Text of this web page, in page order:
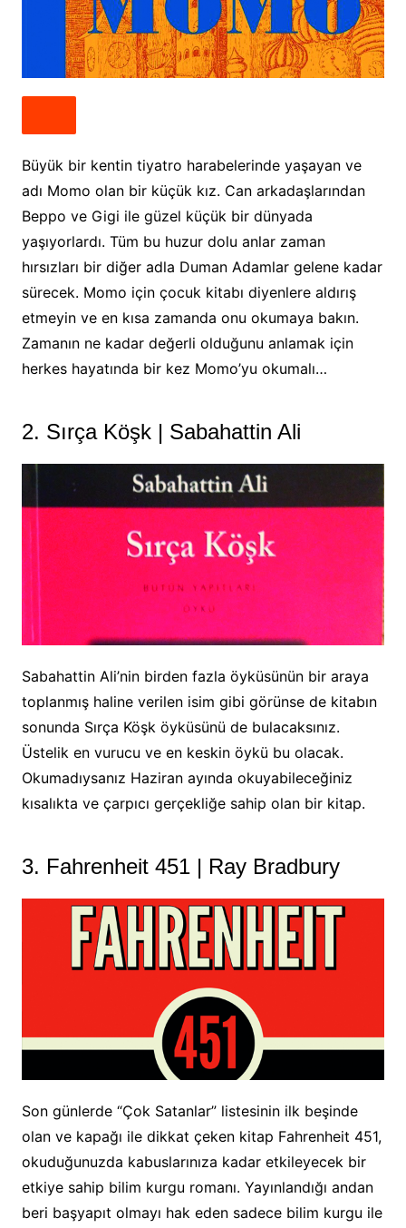
Büyük bir kentin tiyatro harabelerinde yaşayan ve
adı Momo olan bir küçük kız. Can arkadaşlarından
Beppo ve Gigi ile güzel küçük bir dünyada
yaşıyorlardı. Tüm bu huzur dolu anlar zaman
hırsızları bir diğer adla Duman Adamlar gelene kadar
sürecek. Momo için çocuk kitabı diyenlere aldırış
etmeyin ve en kısa zamanda onu okumaya bakın.
Zamanın ne kadar değerli olduğunu anlamak için
herkes hayatında bir kez Momo’yu okumalı…
2. Sırça Köşk | Sabahattin Ali
Sabahattin Ali’nin birden fazla öyküsünün bir araya
toplanmış haline verilen isim gibi görünse de kitabın
sonunda Sırça Köşk öyküsünü de bulacaksınız.
Üstelik en vurucu ve en keskin öykü bu olacak.
Okumadıysanız Haziran ayında okuyabileceğiniz
kısalıkta ve çarpıcı gerçekliğe sahip olan bir kitap.
3. Fahrenheit 451 | Ray Bradbury
Son günlerde “Çok Satanlar” listesinin ilk beşinde
olan ve kapağı ile dikkat çeken kitap Fahrenheit 451,
okuduğunuzda kabuslarınıza kadar etkileyecek bir
etkiye sahip bilim kurgu romanı. Yayınlandığı andan
beri başyapıt olmayı hak eden sadece bilim kurgu ile